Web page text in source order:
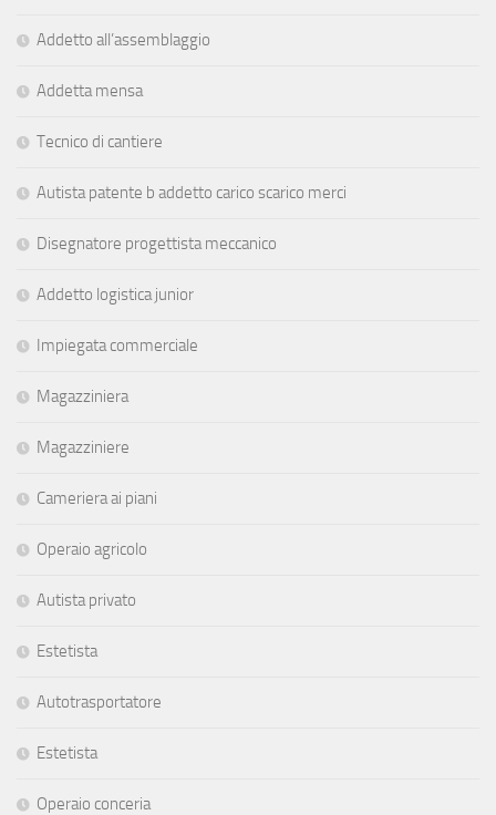
Addetto all’assemblaggio
Addetta mensa
Tecnico di cantiere
Autista patente b addetto carico scarico merci
Disegnatore progettista meccanico
Addetto logistica junior
Impiegata commerciale
Magazziniera
Magazziniere
Cameriera ai piani
Operaio agricolo
Autista privato
Estetista
Autotrasportatore
Estetista
Operaio conceria